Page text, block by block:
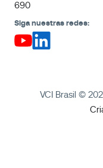
690
Siga nuestras redes:
VCI Brasil ©